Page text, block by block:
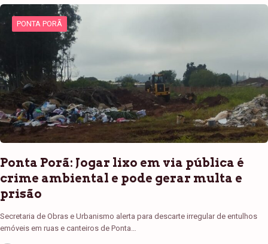
PONTA PORÃ
Ponta Porã: Jogar lixo em via pública é
crime ambiental e pode gerar multa e
prisão
Secretaria de Obras e Urbanismo alerta para descarte irregular de entulhos
emóveis em ruas e canteiros de Ponta…